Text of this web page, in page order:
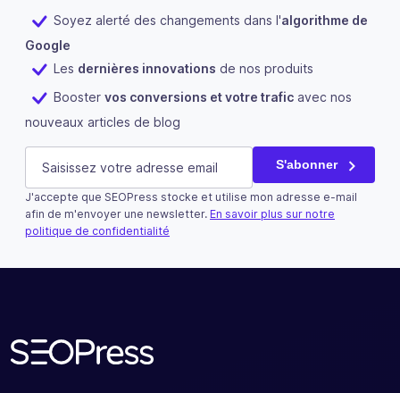
Soyez alerté des changements dans l'algorithme de
Google
Les dernières innovations de nos produits
Booster vos conversions et votre trafic avec nos
nouveaux articles de blog
Name
Ce champ n’est utilisé qu’à des fins de validation et
E-mail (Nécessaire) S'abonner
J'accepte que SEOPress stocke et utilise mon adresse e-mail
afin de m'envoyer une newsletter. En savoir plus sur notre
politique de confidentialité